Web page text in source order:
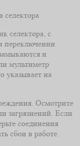
селектора, с
переключении
и
мультиметр
указывает на
Осмотрите
загрязнений. Если
соединения
сбои в работе.